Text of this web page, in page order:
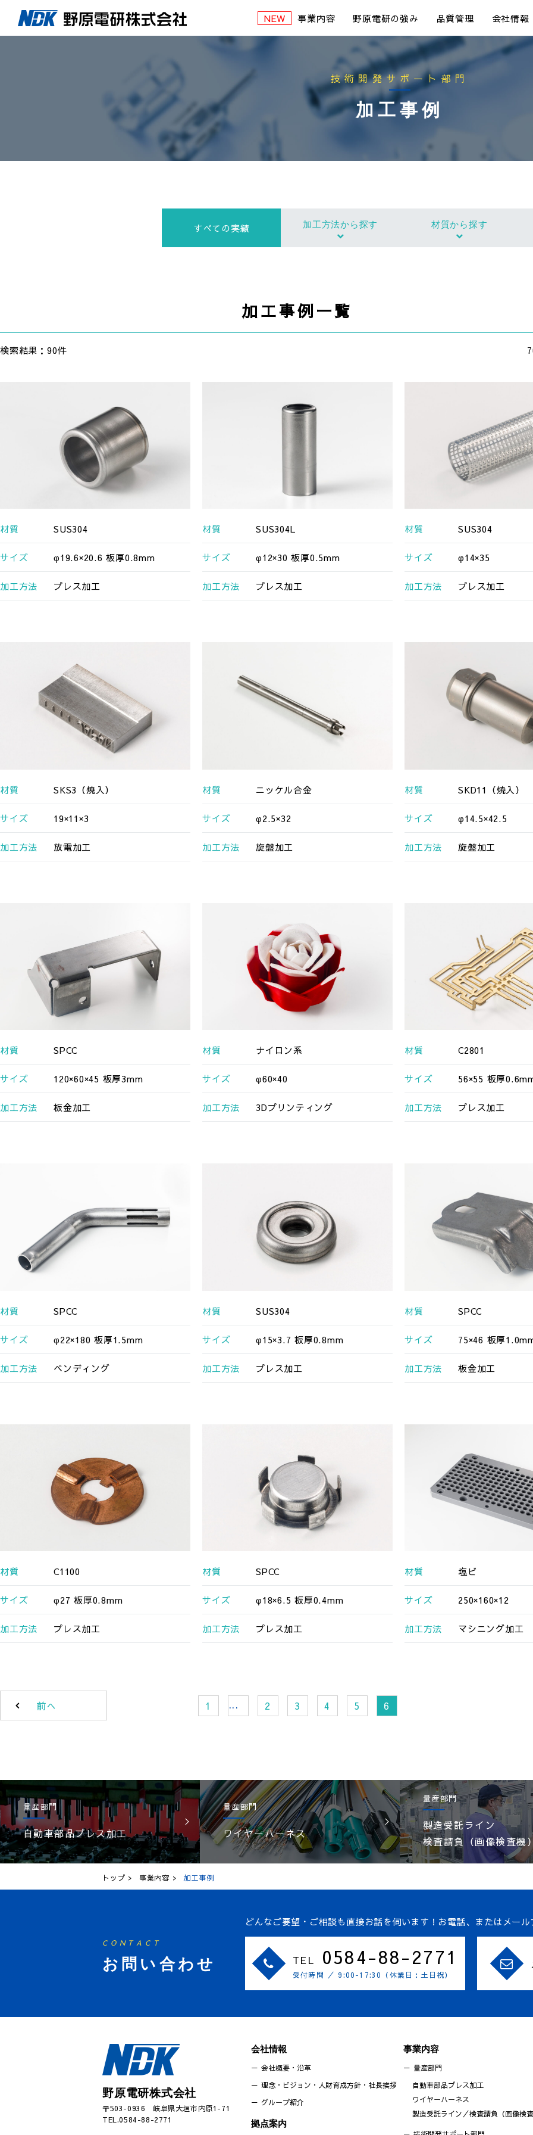
事業内容 野原電研の強み 品質管理 会社情報
技術開発サポート部門
加工事例
すべての実績 加工方法から探す 材質から探す
加工事例一覧
検索結果：90件
材質 SUS304
サイズ φ19.6×20.6 板厚0.8mm
加工方法 プレス加工
材質 SUS304L
サイズ φ12×30 板厚0.5mm
加工方法 プレス加工
材質 SUS304
サイズ φ14×35
加工方法 プレス加工
材質 SKS3（焼入）
サイズ 19×11×3
加工方法 放電加工
材質 ニッケル合金
サイズ φ2.5×32
加工方法 旋盤加工
材質 SKD11（焼入）
サイズ φ14.5×42.5
加工方法 旋盤加工
材質 SPCC
サイズ 120×60×45 板厚3mm
加工方法 板金加工
材質 ナイロン系
サイズ φ60×40
加工方法 3Dプリンティング
材質 C2801
サイズ 56×55 板厚
加工方法 プレス加工
材質 SPCC
サイズ φ22×180 板厚1.5mm
加工方法 ベンディング
材質 SUS304
サイズ φ15×3.7 板厚0.8mm
加工方法 プレス加工
材質 SPCC
サイズ 75×46 板厚
加工方法 板金加工
材質 C1100
サイズ φ27 板厚0.8mm
加工方法 プレス加工
材質 SPCC
サイズ φ18×6.5 板厚0.4mm
加工方法 プレス加工
材質 塩ビ
サイズ 250×160×12
加工方法 マシニング加工
前へ 1 ... 2 3 4 5 6
量産部門
自動車部品プレス加工
量産部門
ワイヤーハーネス
量産部門
製造受託ライン
検査請負（画像検査機
トップ 事業内容 加工事例
CONTACT
お問い合わせ
どんなご要望・ご相談も直接お話を伺います！ お電話、またはメー
TEL 0584-88-2771
受付時間 ／ 9:00-17:30（休業日：土日祝）
野原電研株式会社
〒503-0936 岐阜県大垣市内原1-71
TEL.0584-88-2771
会社情報
会社概要・沿革
理念・ビジョン・人財育成方針・社長挨拶
グループ紹介
拠点案内
事業内容
量産部門
自動車部品プレス加工
ワイヤーハーネス
製造受託ライン／検査請負（画像検